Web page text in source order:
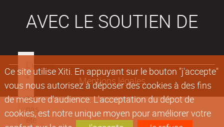
Ce site utilise Xiti. En appuyant sur le bouton "j'accepte"
vous nous autorisez à déposer des cookies à des fins
de mesure d'audience. L'acceptation du dépot de
cookies, est notre unique moyen pour améliorer votre
AVEC LE SOUTIEN DE
Mentions légales